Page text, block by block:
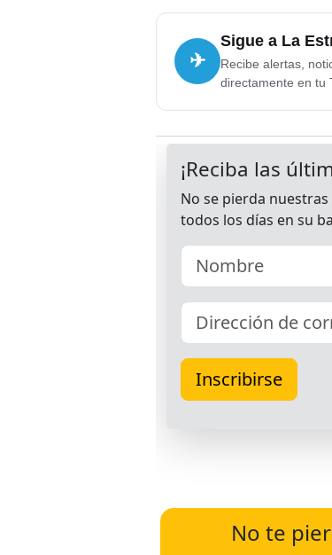
✈
Sigue a La
Recibe alertas,
directamente en tu
No te